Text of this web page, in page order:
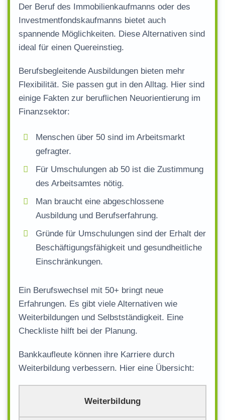
Der Beruf des Immobilienkaufmanns oder des
Investmentfondskaufmanns bietet auch
spannende Möglichkeiten. Diese Alternativen sind
ideal für einen Quereinstieg.
Berufsbegleitende Ausbildungen bieten mehr
Flexibilität. Sie passen gut in den Alltag. Hier sind
einige Fakten zur beruflichen Neuorientierung im
Finanzsektor:
Menschen über 50 sind im Arbeitsmarkt
gefragter.
Für Umschulungen ab 50 ist die Zustimmung
des Arbeitsamtes nötig.
Man braucht eine abgeschlossene
Ausbildung und Berufserfahrung.
Gründe für Umschulungen sind der Erhalt der
Beschäftigungsfähigkeit und gesundheitliche
Einschränkungen.
Ein Berufswechsel mit 50+ bringt neue
Erfahrungen. Es gibt viele Alternativen wie
Weiterbildungen und Selbstständigkeit. Eine
Checkliste hilft bei der Planung.
Bankkaufleute können ihre Karriere durch
Weiterbildung verbessern. Hier eine Übersicht:
Weiterbildung